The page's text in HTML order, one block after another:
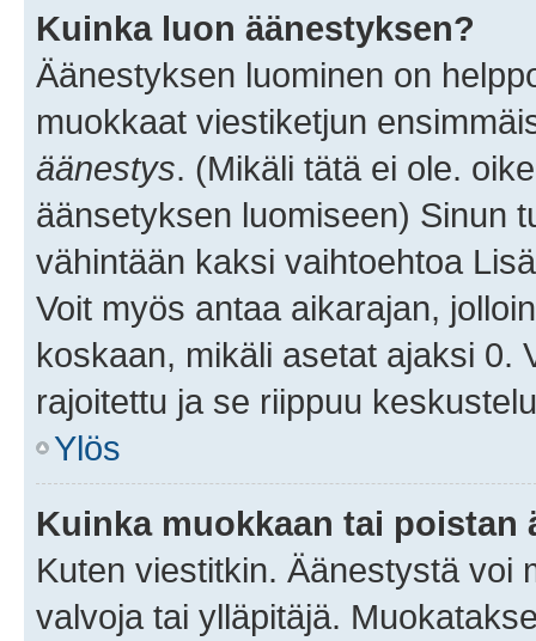
Kuinka luon äänestyksen?
Äänestyksen luominen on
muokkaat viestiketjun
äänestys. (Mikäli tätä ei ole.
äänsetyksen luomiseen) Sinun
vähintään kaksi vaihtoehtoa
Voit myös antaa aikarajan,
koskaan, mikäli asetat ajaksi 0.
rajoitettu ja se riippuu
Ylös
Kuinka muokkaan tai poistan
Kuten viestitkin. Äänestystä voi
valvoja tai ylläpitäjä.